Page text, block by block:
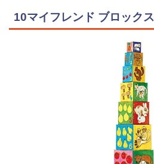
10マイフレンド ブロックス